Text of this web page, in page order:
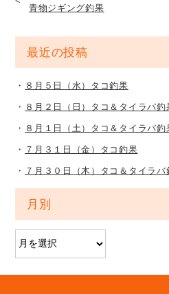
青物ジギング釣果
最近の投稿
８月５日（水）タコ釣果
８月２日（日）タコ＆タイラバ釣
８月１日（土）タコ＆タイラバ釣
７月３１日（金）タコ釣果
７月３０日（木）タコ＆タイラバ
月別